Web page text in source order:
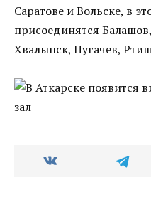
Саратове и Вольске, в
присоединятся
Хвалынск, Пугачев,